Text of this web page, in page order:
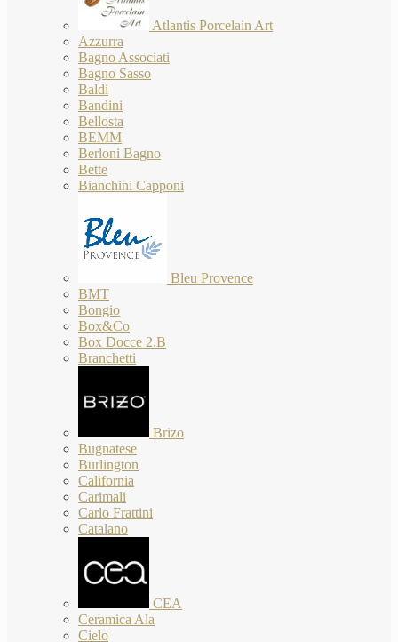
Atlantis Porcelain Art
Azzurra
Bagno Associati
Bagno Sasso
Baldi
Bandini
Bellosta
BEMM
Berloni Bagno
Bette
Bianchini Capponi
Bleu Provence
BMT
Bongio
Box&Co
Box Docce 2.B
Branchetti
Brizo
Bugnatese
Burlington
California
Carimali
Carlo Frattini
Catalano
CEA
Ceramica Ala
Cielo